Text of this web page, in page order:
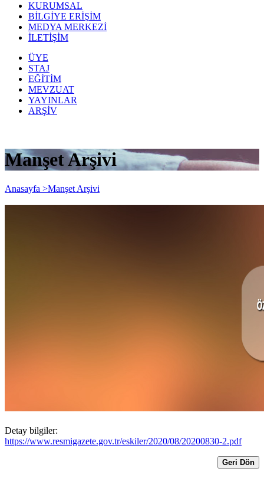
KURUMSAL
BİLGİYE ERİŞİM
MEDYA MERKEZİ
İLETİŞİM
ÜYE
STAJ
EĞİTİM
MEVZUAT
YAYINLAR
ARŞİV
Manşet Arşivi
Anasayfa >Manşet Arşivi
ÖZEL OKULLARDA (ANA, İLK, ORTA,
Detay bilgiler:
https://www.resmigazete.gov.tr/eskiler/2020/08/20200830-2.pdf
Geri Dön